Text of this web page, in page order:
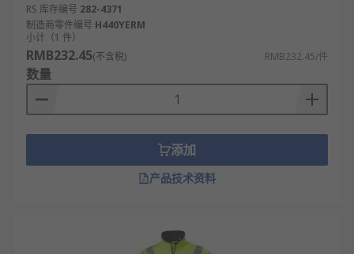
RS 库存编号 282-4371
制造商零件编号 H440YERM
小计（1 件）
RMB232.45(不含税) RMB232.45/件
数量
添加
产品技术资料